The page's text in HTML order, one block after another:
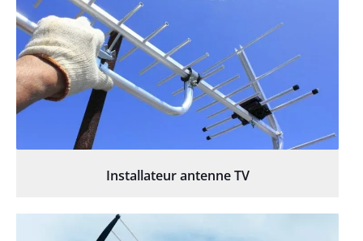
Installateur antenne TV